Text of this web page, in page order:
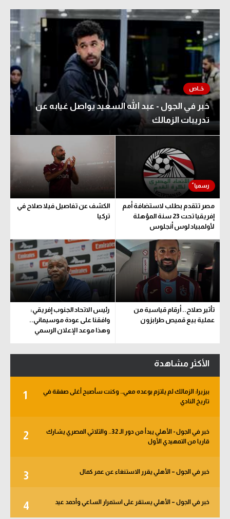
خبر في الجول - عبد الله السعيد يواصل غيابه عن
تدريبات الزمالك
مصر تتقدم بطلب لاستضافة أمم
إفريقيا تحت 23 سنة المؤهلة
لأولمبياد لوس أنجلوس
الكشف عن تفاصيل فيلا صلاح في
تركيا
تأثير صلاح.. أرقام قياسية من
عملية بيع قميص طرابزون
رئيس الاتحاد الجنوب إفريقي:
وافقنا على عودة موسيماني..
وهذا موعد الإعلان الرسمي
الأكثر مشاهدة
1
بيزيرا: الزمالك لم يلتزم بوعده معي.. وكنت سأصبح أغلى صفقة في
تاريخ النادي
2
خبر في الجول - الأهلي يبدأ من دور الـ 32.. والثلاثي المصري يشارك
قاريا من التمهيدي الأول
3 خبر في الجول – الأهلي يقرر الاستنغاء عن عمر كمال
4 خبر في الجول – الأهلي يستقر على استمرار الساعي وأحمد عيد